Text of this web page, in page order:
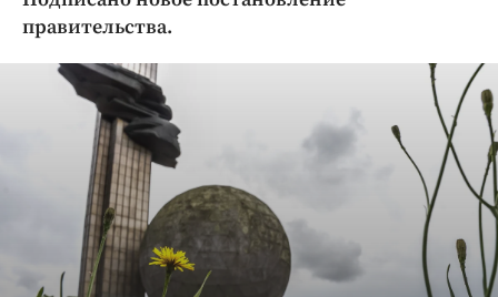
Недвижимость и ЖКХ
Образование
Общество
Погода
Праздники
Происшествия
Спорт
правительства.